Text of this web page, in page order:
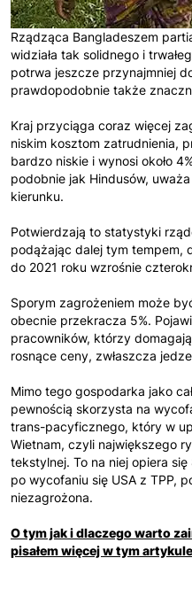
Rządząca Bangladeszem
widziała tak solidnego i
potrwa jeszcze przynajmniej
prawdopodobnie także
Kraj przyciąga coraz więcej
niskim kosztom zatrudnienia,
bardzo niskie i wynosi około
podobnie jak Hindusów,
kierunku.
Potwierdzają to statystyki
podążając dalej tym tempem,
do 2021 roku wzrośnie
Sporym zagrożeniem może
obecnie przekracza 5%.
pracowników, którzy
rosnące ceny, zwłaszcza
Mimo tego gospodarka jako
pewnością skorzysta na
trans-pacyficznego, który w
Wietnam, czyli największego
tekstylnej. To na niej opiera
po wycofaniu się USA z TPP,
niezagrożona.
O tym jak i dlaczego warto
pisałem więcej w tym